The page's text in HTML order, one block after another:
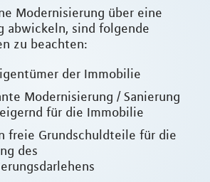
Modernisierung über eine
abwickeln, sind folgende
zu beachten:
der Immobilie
Modernisierung / Sanierung
für die Immobilie
freie Grundschuldteile für die
des